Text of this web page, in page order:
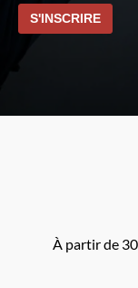
À partir de